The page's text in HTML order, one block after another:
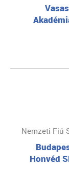
Vasas
Nemzeti Fiú
Honvéd